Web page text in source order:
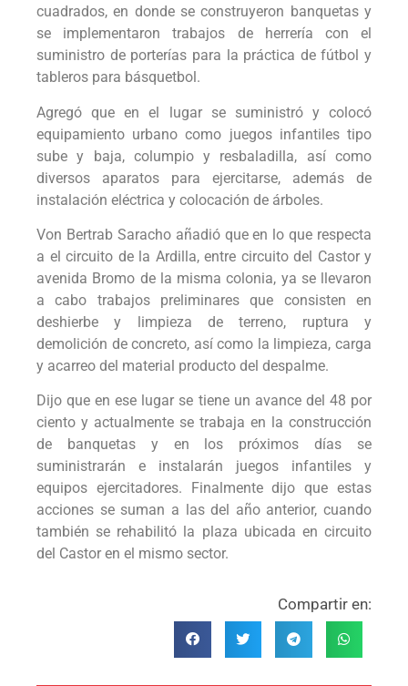
cuadrados, en donde se construyeron banquetas y
se implementaron trabajos de herrería con el
suministro de porterías para la práctica de fútbol y
tableros para básquetbol.
Agregó que en el lugar se suministró y colocó
equipamiento urbano como juegos infantiles tipo
sube y baja, columpio y resbaladilla, así como
diversos aparatos para ejercitarse, además de
instalación eléctrica y colocación de árboles.
Von Bertrab Saracho añadió que en lo que respecta
a el circuito de la Ardilla, entre circuito del Castor y
avenida Bromo de la misma colonia, ya se llevaron
a cabo trabajos preliminares que consisten en
deshierbe y limpieza de terreno, ruptura y
demolición de concreto, así como la limpieza, carga
y acarreo del material producto del despalme.
Dijo que en ese lugar se tiene un avance del 48 por
ciento y actualmente se trabaja en la construcción
de banquetas y en los próximos días se
suministrarán e instalarán juegos infantiles y
equipos ejercitadores. Finalmente dijo que estas
acciones se suman a las del año anterior, cuando
también se rehabilitó la plaza ubicada en circuito
del Castor en el mismo sector.
Compartir en: